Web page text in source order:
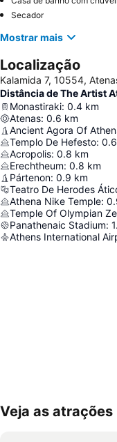
Secador
Mostrar mais
Localização
Kalamida 7, 10554,
Distância de The Artist
Monastiraki: 0.4 km
Atenas: 0.6 km
Ancient Agora Of
Templo De Hefesto: 0.6
Acropolis: 0.8 km
Erechtheum: 0.8 km
Pártenon: 0.9 km
Teatro De Herodes
Athena Nike Temple:
Temple Of Olympian
Panathenaic Stadium:
Athens International
Ampliar mapa
Veja as